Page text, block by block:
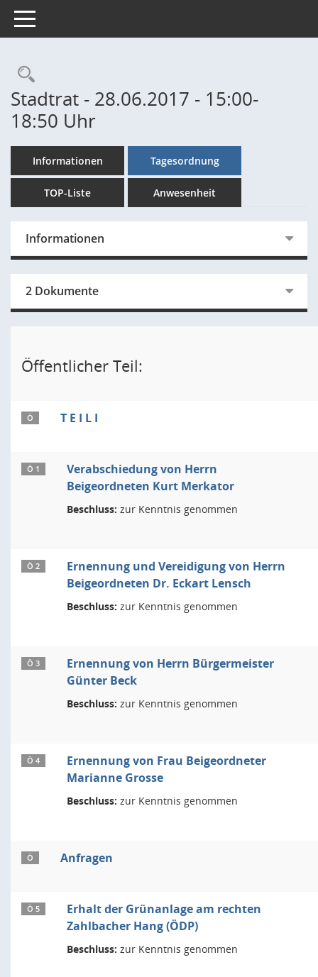
Toggle navigation
Rechercheauswahl
Stadtrat - 28.06.2017 - 15:00-
18:50 Uhr
Informationen Tagesordnung
TOP-Liste Anwesenheit
Informationen
2 Dokumente
Öffentlicher Teil:
Ö T E I L I
Ö 1
Verabschiedung von Herrn
Beigeordneten Kurt Merkator
Beschluss: zur Kenntnis genommen
Ö 2
Ernennung und Vereidigung von Herrn
Beigeordneten Dr. Eckart Lensch
Beschluss: zur Kenntnis genommen
Ö 3
Ernennung von Herrn Bürgermeister
Günter Beck
Beschluss: zur Kenntnis genommen
Ö 4
Ernennung von Frau Beigeordneter
Marianne Grosse
Beschluss: zur Kenntnis genommen
Ö Anfragen
Ö 5
Erhalt der Grünanlage am rechten
Zahlbacher Hang (ÖDP)
Beschluss: zur Kenntnis genommen